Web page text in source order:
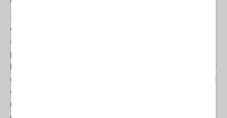
<<Nel linguaggio comune, lo psicopatico è una sorta di “pazzo
criminale”, un Hannibal Lecter che si diverte andando in giro ad
ammazzare la gente. In realtà non esiste una diagnosi ufficiale di
psicopatia. Il DSM (Diagnostic and Statistical Manual of Mental
Disorders) fa riferimento al disturbo antisociale di personalità per
descrivere i comportamenti di inosservanza e violazione dei diritti
degli altri, l’incapacità di comprenderne le emozioni, l’assenza di
rimorsi. Altro discorso riguarda i milioni di persone che